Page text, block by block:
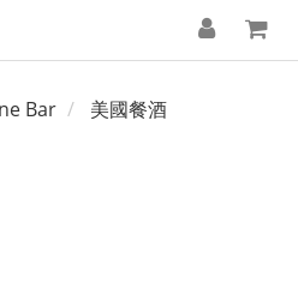
Bar 美國餐酒